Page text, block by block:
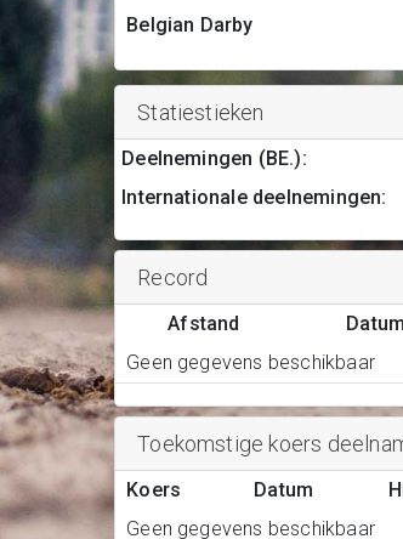
Belgian Darby
Statiestieken
Deelnemingen (BE.):
Internationale deelnemingen:
Record
Afstand Datum
Geen gegevens beschikbaar
Toekomstige koers
Koers Datum
Geen gegevens beschikbaar